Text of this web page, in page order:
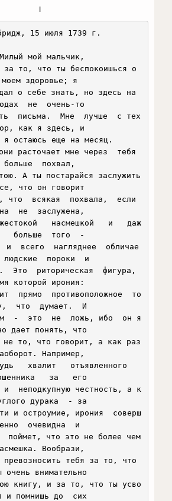
моем здоровье; я
о себе знать, но здесь на
не  очень-то
письма.  Мне  лучше  с тех
как я здесь, и
я остаюсь еще на месяц.
больше  похвал,
А ты постарайся заслужить
что он говорит
что  всякая  похвала,  если
не  заслужена,
насмешкой   и   даж
больше  того  -
и  всего  нагляднее  обличае
людские  пороки  и
Это  риторическая  фигура,
которой ирония:
прямо  противоположное  то
что  думает.  И
-  это  не  ложь, ибо  он я
дает понять, что
не то, что говорит, а как раз
Например,
хвалит   отъявленного
за   его
и  неподкупную честность, а к
дурака  - за
и остроумие, ирония  соверш
енно  очевидна  и
поймет, что это не более чем
Вообрази,
тебя за то, что
очень внимательно
книгу, и за то, что ты усво
и помнишь до  сих